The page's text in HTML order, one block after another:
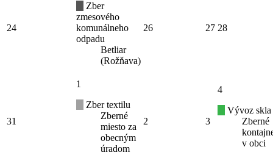
24
Zber
zmesového
komunálneho
odpadu
Betliar
(Rožňava)
26 27 28
31
1
Zber textilu
Zberné
miesto za
obecným
úradom
2 3
4
Vývoz skla
Zberné
v obci